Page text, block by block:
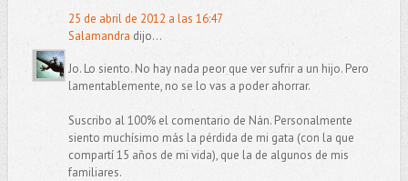
25 de abril de 2012 a las 16:47
Salamandra dijo...
Jo. Lo siento. No hay nada peor que ver sufrir a un hijo. Pero
lamentablemente, no se lo vas a poder ahorrar.
Suscribo al 100% el comentario de Nán. Personalmente
siento muchísimo más la pérdida de mi gata (con la que
compartí 15 años de mi vida), que la de algunos de mis
familiares.